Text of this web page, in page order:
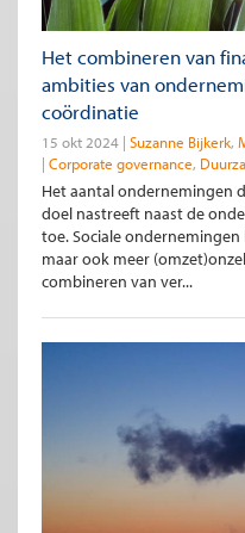
Het combineren van
ambities van
coördinatie
15 okt 2024 Suzanne Bijkerk
Corporate governance
Het aantal ondernemingen
doel nastreeft naast de
toe. Sociale
maar ook meer
combineren van ver...